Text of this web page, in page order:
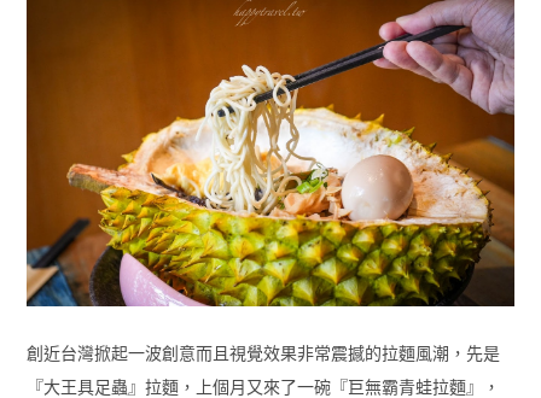
創近台灣掀起一波創意而且視覺效果非常震撼的拉麵風潮，先是
『大王具足蟲』拉麵，上個月又來了一碗『巨無霸青蛙拉麵』，